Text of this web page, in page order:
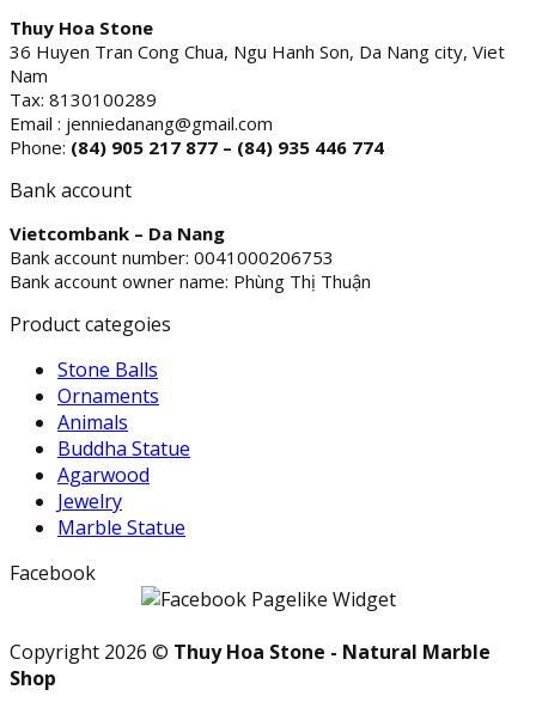
Thuy Hoa Stone
36 Huyen Tran Cong Chua, Ngu Hanh Son, Da Nang city, Viet
Nam
Tax: 8130100289
Email : jenniedanang@gmail.com
Phone: (84) 905 217 877 – (84) 935 446 774
Bank account
Vietcombank – Da Nang
Bank account number: 0041000206753
Bank account owner name: Phùng Thị Thuận
Product categoies
Stone Balls
Ornaments
Animals
Buddha Statue
Agarwood
Jewelry
Marble Statue
Facebook
Copyright 2026 © Thuy Hoa Stone - Natural Marble
Shop